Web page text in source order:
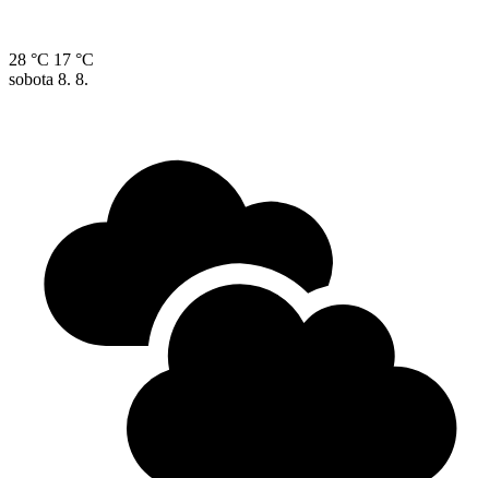
28 °C 17 °C
sobota 8. 8.